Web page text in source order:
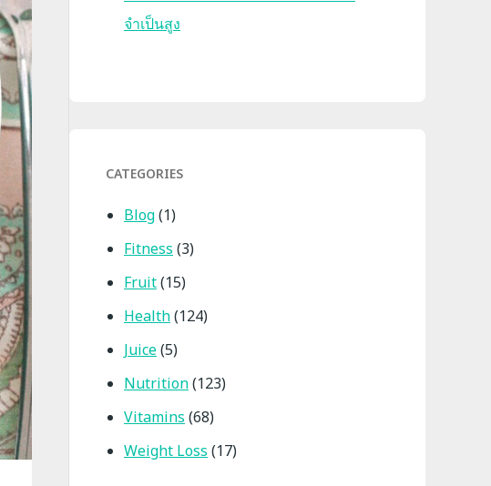
จำเป็นสูง
CATEGORIES
Blog(1)
Fitness (3)
Fruit(15)
Health(124)
Juice(5)
Nutrition(123)
Vitamins (68)
Weight Loss (17)